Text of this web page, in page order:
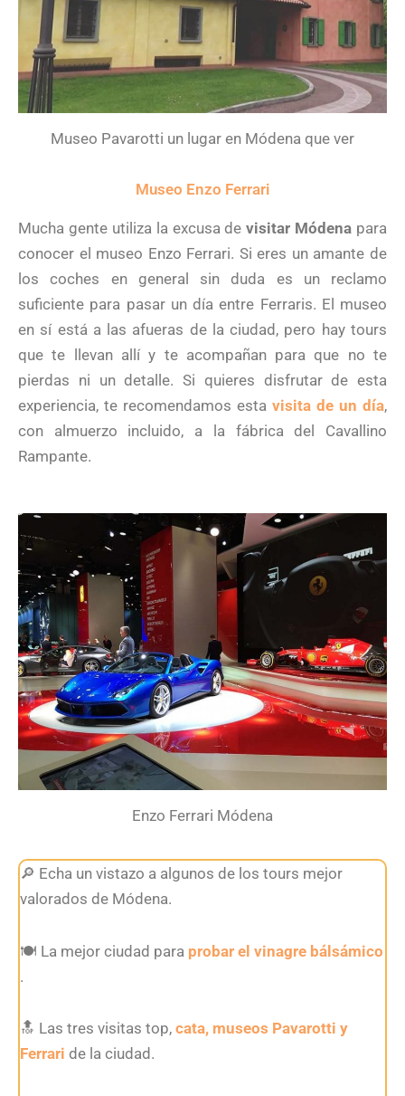
Museo Pavarotti un lugar en Módena que ver
Museo Enzo Ferrari
Mucha gente utiliza la excusa devisitar Módena para
conocer el museo Enzo Ferrari. Si eres un amante de
los coches en general sin duda es un reclamo
suficiente para pasar un día entre Ferraris. El museo
en sí está a las afueras de la ciudad, pero hay tours
que te llevan allí y te acompañan para que no te
pierdas ni un detalle. Si quieres disfrutar de esta
experiencia, te recomendamos esta visita de un día,
con almuerzo incluido, a la fábrica del Cavallino
Rampante.
Enzo Ferrari Módena
🔎 Echa un vistazo a algunos de los tours mejor
valorados de Módena.
🍽 La mejor ciudad para probar el vinagre bálsámico
.
🔝 Las tres visitas top, cata, museos Pavarotti y
Ferrari de la ciudad.